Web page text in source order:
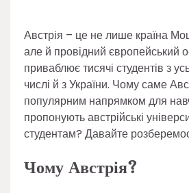
Австрія – це не лише країна
але й провідний європейський
приваблює тисячі студентів з
числі й з України. Чому саме
популярним напрямком для
пропонують австрійські
студентам? Давайте
Чому Австрія?